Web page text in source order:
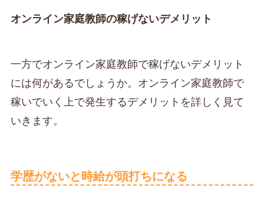
オンライン家庭教師の稼げないデメリット
一方でオンライン家庭教師で稼げないデメリット
には何があるでしょうか。オンライン家庭教師で
稼いでいく上で発生するデメリットを詳しく見て
いきます。
学歴がないと時給が頭打ちになる